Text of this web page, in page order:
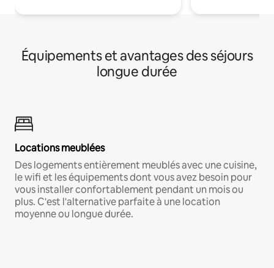
Équipements et avantages des séjours
longue durée
Locations meublées
Des logements entièrement meublés avec une cuisine,
le wifi et les équipements dont vous avez besoin pour
vous installer confortablement pendant un mois ou
plus. C'est l'alternative parfaite à une location
moyenne ou longue durée.